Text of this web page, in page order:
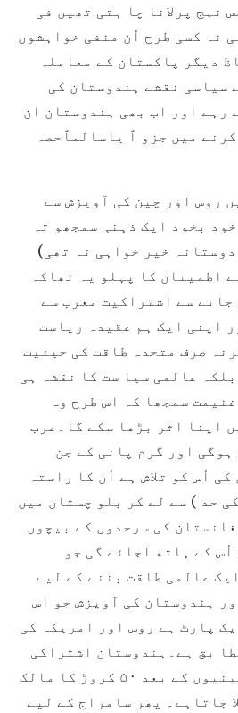
نہج پرلانا چا ہتی تھیں فی
نہ کسی طرح اُن منفی خواہشوں
دیگر پاکستان کے معاملہ
سیاسی نقشے ہندوستان کی
رہے اور اب بھی ہندوستان ان
میں جزو اً یاسالماًحصہ
روس اور چین کی آویزش سے
بخود ایک ذہنی سمجھو تہ
خیر خواہی نہ تھی)
اطمینان کا پہلو یہ تھاکہ
جانے سے اشتراکیت مغرب سے
اپنی ایک ہم عقیدہ ریاست
صرف متحدہ طاقت کی حیثیت
عالمی سیا ست کا نقشہ ہی
سمجھا کہ اس طرح وہ
اپنا اثر بڑھا سکے گا۔عرب
اور گرم پانی کے جن
اُس کو تلاش ہے اُن کا راستہ
حد ) سے لے کر بلو چستان میں
کی سرحدوں کے بیچوں
کے ہاتھ آجائے گی جو
عالمی طاقت بننے کے لیے
ہندوستان کی آویزش جو اس
پارٹ ہے روس اور امریکہ کی
بق ہے۔ہندوستان اشتراکی
ہو جائے تو ۷۵ کروڑچینیوں کے بعد ۵۰ کروڑ کا مالک
جاتاہے۔ پھر سامراج کے لیے